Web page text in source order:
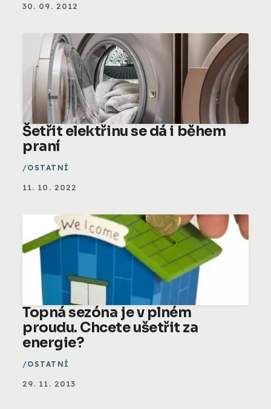
30. 09. 2012
Šetřit elektřinu se dá i během
praní
OSTATNÍ
11. 10. 2022
Topná sezóna je v plném
proudu. Chcete ušetřit za
energie?
OSTATNÍ
29. 11. 2013